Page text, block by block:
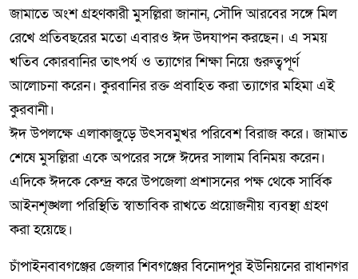
জামাতে অংশ গ্রহণকারী মুসল্লিরা জানান, সৌদি আরবের সঙ্গে মিল
রেখে প্রতিবছরের মতো এবারও ঈদ উদযাপন করছেন। এ সময়
খতিব কোরবানির তাৎপর্য ও ত্যাগের শিক্ষা নিয়ে গুরুত্বপূর্ণ
আলোচনা করেন। কুরবানির রক্ত প্রবাহিত করা ত্যাগের মহিমা এই
কুরবানী।
ঈদ উপলক্ষে এলাকাজুড়ে উৎসবমুখর পরিবেশ বিরাজ করে। জামাত
শেষে মুসল্লিরা একে অপরের সঙ্গে ঈদের সালাম বিনিময় করেন।
এদিকে ঈদকে কেন্দ্র করে উপজেলা প্রশাসনের পক্ষ থেকে সার্বিক
আইনশৃঙ্খলা পরিস্থিতি স্বাভাবিক রাখতে প্রয়োজনীয় ব্যবস্থা গ্রহণ
করা হয়েছে।
চাঁপাইনবাবগঞ্জের জেলার শিবগঞ্জের বিনােদপুর ইউনিয়নের রাধানগর